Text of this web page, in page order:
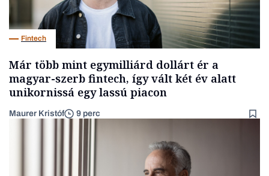
Fintech
Már több mint egymilliárd dollárt ér a
magyar-szerb fintech, így vált két év alatt
unikornissá egy lassú piacon
Maurer Kristóf 9 perc